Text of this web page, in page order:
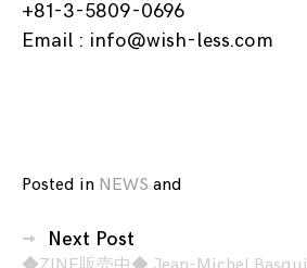
+81-3-5809-0696
Email : info@wish-less.com
Posted in NEWS and
Portraits
投 Next Post